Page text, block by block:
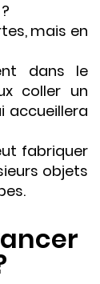
mais en
dans le
coller un
accueillera
fabriquer
objets